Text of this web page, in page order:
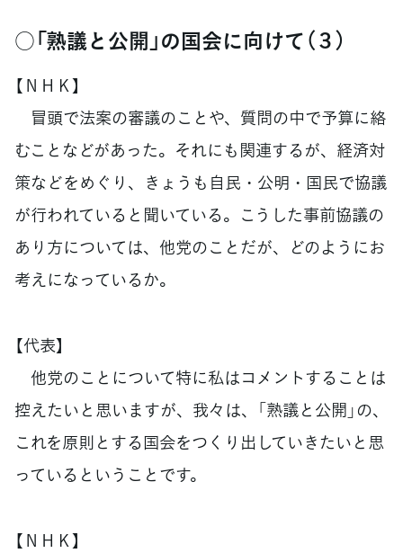
○「熟議と公開」の国会に向けて（３）
【ＮＨＫ】
冒頭で法案の審議のことや、質問の中で予算に絡
むことなどがあった。それにも関連するが、経済対
策などをめぐり、きょうも自民・公明・国民で協議
が行われていると聞いている。こうした事前協議の
あり方については、他党のことだが、どのようにお
考えになっているか。
【代表】
他党のことについて特に私はコメントすることは
控えたいと思いますが、我々は、「熟議と公開」の、
これを原則とする国会をつくり出していきたいと思
っているということです。
【ＮＨＫ】